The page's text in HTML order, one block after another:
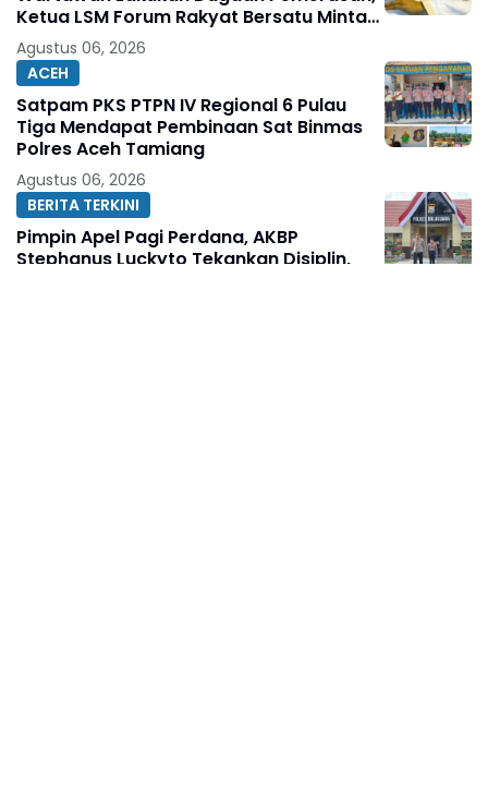
Ketua LSM Forum Rakyat Bersatu Minta
Aparat Bertindak
Agustus 06, 2026
ACEH
Satpam PKS PTPN IV Regional 6 Pulau
Tiga Mendapat Pembinaan Sat Binmas
Polres Aceh Tamiang
Agustus 06, 2026
BERITA TERKINI
Pimpin Apel Pagi Perdana, AKBP
Stephanus Luckyto Tekankan Disiplin,